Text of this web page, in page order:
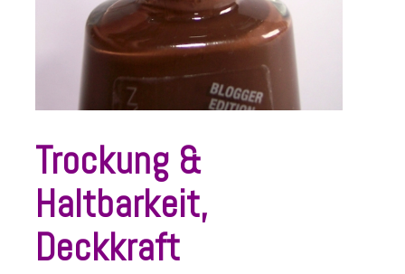
Trockung &
Haltbarkeit,
Deckkraft